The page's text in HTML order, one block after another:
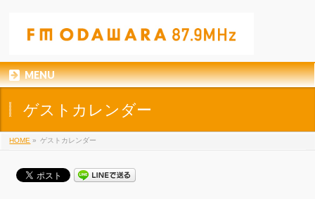
MENU
ゲストカレンダー
HOME » ゲストカレンダー